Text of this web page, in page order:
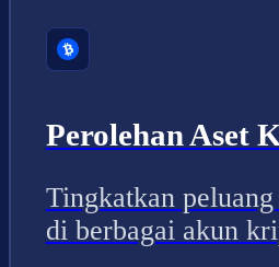
Perolehan Aset
Tingkatkan
di berbagai akun